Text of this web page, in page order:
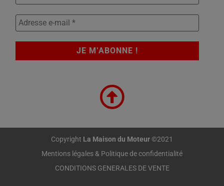
Copyright La Maison du Moteur©2021
Mentions légales & Politique de confidentialité
CONDITIONS GENERALES DE VENTE